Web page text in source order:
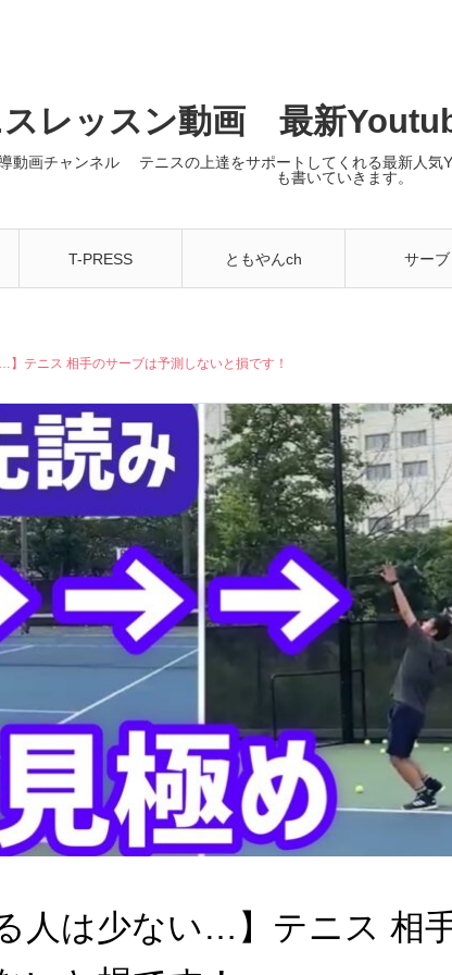
レッスン動画 最新
動画チャンネル テニスの上達をサポートしてくれる最新人
も書いていきます。
T-PRESS ともやんch サーブ
】テニス 相手のサーブは予測しないと損です！
人は少ない…】テニス 相